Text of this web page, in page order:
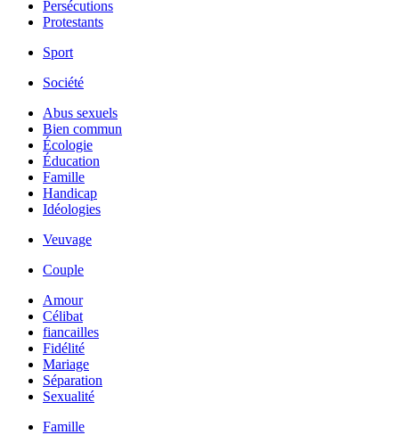
Persécutions
Protestants
Sport
Société
Abus sexuels
Bien commun
Écologie
Éducation
Famille
Handicap
Idéologies
Veuvage
Couple
Amour
Célibat
fiancailles
Fidélité
Mariage
Séparation
Sexualité
Famille